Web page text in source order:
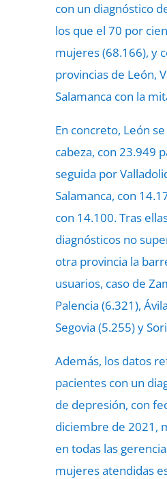
con un diagnóstico
los que el 70 por
mujeres (68.166), y
provincias de León,
Salamanca con la
En concreto, León
cabeza, con 23.949
seguida por
Salamanca, con
con 14.100. Tras
diagnósticos no
otra provincia la
usuarios, caso de
Palencia (6.321),
Segovia (5.255) y
Además, los datos
pacientes con un
de depresión, con
diciembre de 2021,
en todas las
mujeres atendidas